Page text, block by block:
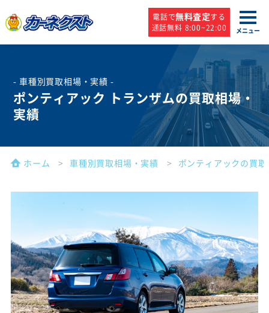
電話で無料査定する
通話無料 8:00~22:00
メニュー
- 車種別買取相場・実績 -
ポンティアック トランザムの買取相場・
実績
ホーム 車種別買取相場・実績 ポンティアックの買